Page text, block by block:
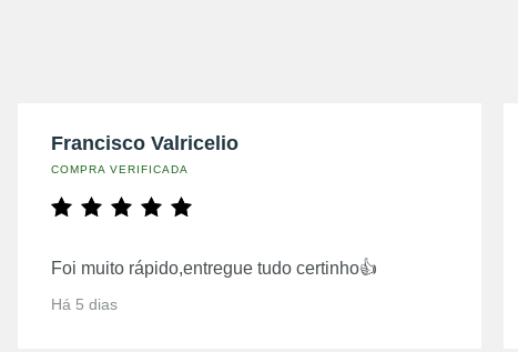
Francisco Valricelio
COMPRA VERIFICADA
Foi muito rápido,entregue tudo certinho👍
Há 5 dias